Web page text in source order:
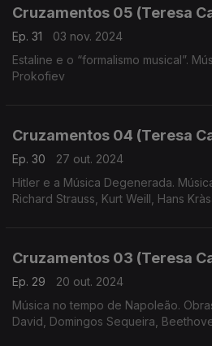
Cruzamentos 05 (Teresa
Ep. 31
03 nov. 2024
Estaline e o “formalismo musical”.
Prokofiev
Cruzamentos 04 (Teresa
Ep. 30
27 out. 2024
Hitler e a Música Degenerada.
Richard Strauss, Kurt Weill, Hans
Cruzamentos 03 (Teresa
Ep. 29
20 out. 2024
Música no tempo de Napoleão.
David, Domingos Sequeira,